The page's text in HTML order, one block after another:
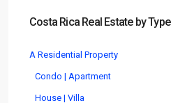
Costa Rica Real Estate by Type
A Residential Property
Condo | Apartment
House | Villa